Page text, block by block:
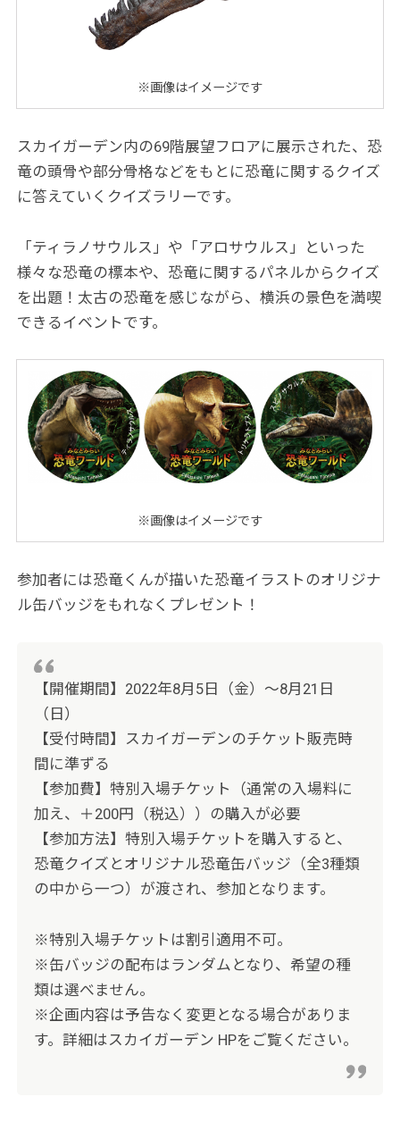
※画像はイメージです
スカイガーデン内の69階展望フロアに展示された、恐
竜の頭骨や部分骨格などをもとに恐竜に関するクイズ
に答えていくクイズラリーです。
「ティラノサウルス」や「アロサウルス」といった
様々な恐竜の標本や、恐竜に関するパネルからクイズ
を出題！太古の恐竜を感じながら、横浜の景色を満喫
できるイベントです。
※画像はイメージです
参加者には恐竜くんが描いた恐竜イラストのオリジナ
ル缶バッジをもれなくプレゼント！
【開催期間】2022年8月5日（金）～8月21日
（日）
【受付時間】スカイガーデンのチケット販売時
間に準ずる
【参加費】特別入場チケット（通常の入場料に
加え、＋200円（税込））の購入が必要
【参加方法】特別入場チケットを購入すると、
恐竜クイズとオリジナル恐竜缶バッジ（全3種類
の中から一つ）が渡され、参加となります。
※特別入場チケットは割引適用不可。
※缶バッジの配布はランダムとなり、希望の種
類は選べません。
※企画内容は予告なく変更となる場合がありま
す。詳細はスカイガーデン HPをご覧ください。